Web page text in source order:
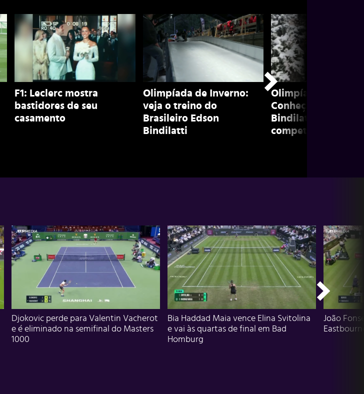
F1: Leclerc mostra
bastidores de seu
casamento
Olimpíada de Inverno:
veja o treino do
Brasileiro Edson
Bindilatti
Olimpíada de
Conheça Edson
Bindilatti,
competidor de
Djokovic perde para Valentin Vacherot
e é eliminado na semifinal do Masters
1000
Bia Haddad Maia vence Elina Svitolina
e vai às quartas de final em Bad
Homburg
João